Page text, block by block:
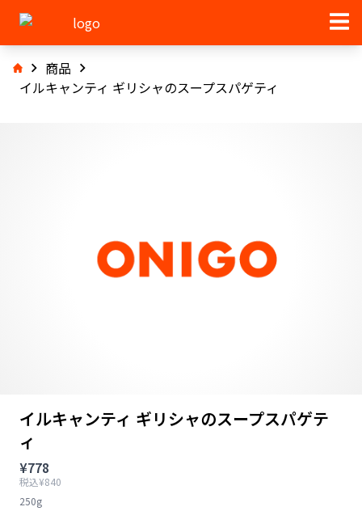
商品
イルキャンティ ギリシャのスープスパゲティ
イルキャンティ ギリシャのスープスパゲテ
ィ
¥778
税込¥840
250g